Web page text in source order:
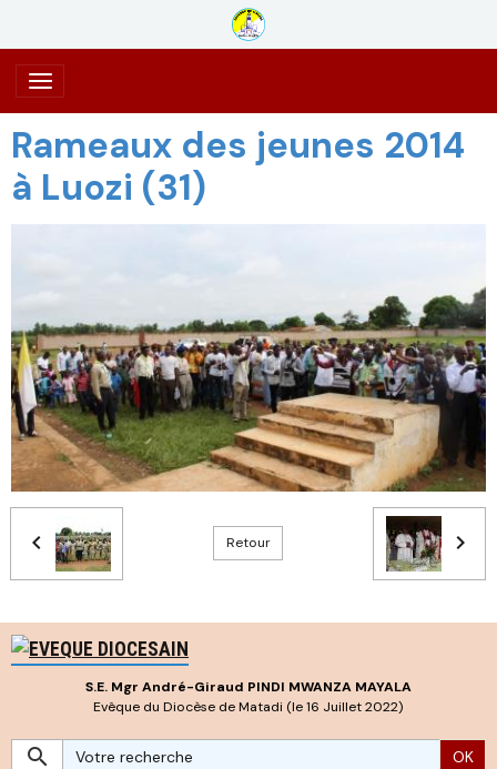
Rameaux des jeunes 2014
à Luozi (31)
Retour
S.E. Mgr André-Giraud PINDI MWANZA MAYALA
Evêque du Diocèse de Matadi (le 16 Juillet 2022)
OK